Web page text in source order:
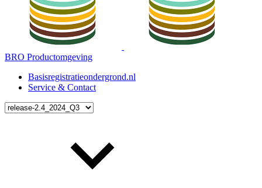
BRO Productomgeving
Basisregistratieondergrond.nl
Service & Contact